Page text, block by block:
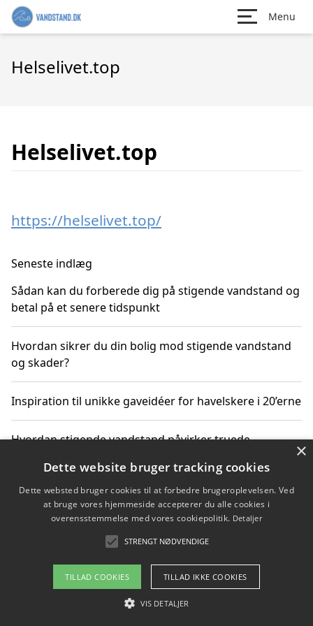
Menu
Helselivet.top
Helselivet.top
https://helselivet.top/
Seneste indlæg
Sådan kan du forberede dig på stigende vandstand og
betal på et senere tidspunkt
Hvordan sikrer du din bolig mod stigende vandstand
og skader?
Inspiration til unikke gaveidéer for havelskere i 20’erne
Hvordan stigende vandstand påvirker truede
Sådan vælger du de bedste vandrerygsække til
vandreture i Danmark
Copyright 2026 - Pilanto Aps
Om / kontakt
×
Dette website bruger tracking cookies
Dette websted bruger cookies til at forbedre brugeroplevelsen. Ved
at bruge vores hjemmeside accepterer du alle cookies i
overensstemmelse med vores cookiepolitik. Detaljer
STRENGT NØDVENDIGE
TILLAD COOKIES TILLAD IKKE COOKIES
VIS DETALJER